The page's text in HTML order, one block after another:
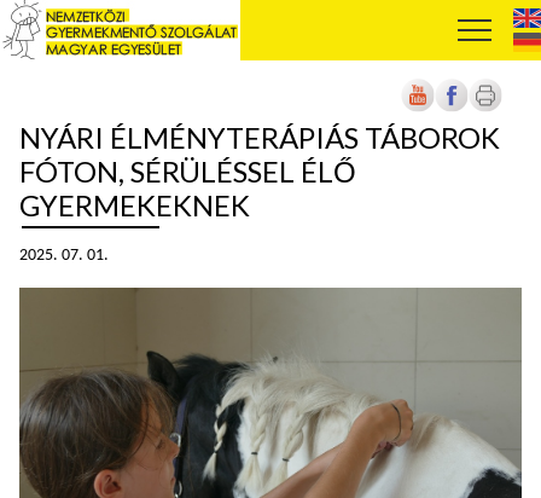
NYÁRI ÉLMÉNYTERÁPIÁS TÁBOROK
FÓTON, SÉRÜLÉSSEL ÉLŐ
GYERMEKEKNEK
2025. 07. 01.